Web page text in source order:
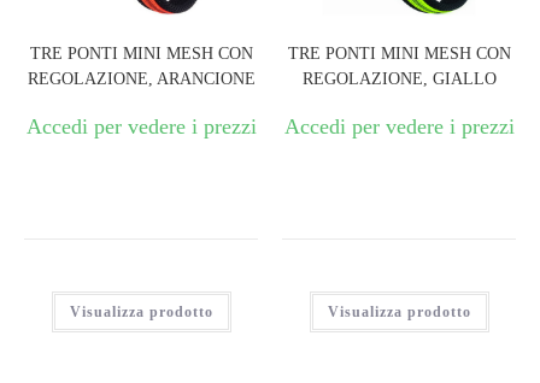
TRE PONTI MINI MESH CON
REGOLAZIONE, ARANCIONE
Accedi per vedere i prezzi
Visualizza prodotto
TRE PONTI MINI MESH CON
REGOLAZIONE, GIALLO
Accedi per vedere i prezzi
Visualizza prodotto